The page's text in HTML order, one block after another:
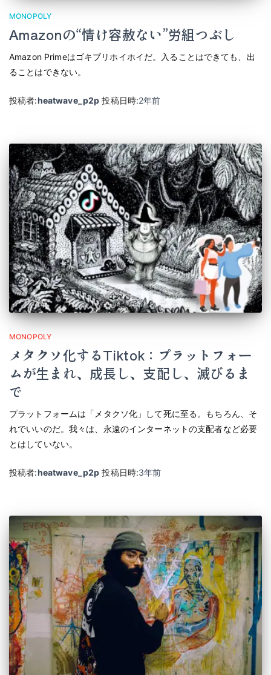
MONOPOLY
Amazonの“情け容赦ない”労組つぶし
Amazon Primeはゴキブリホイホイだ。入ることはできても、出
ることはできない。
投稿者:heatwave_p2p 投稿日時:2年前
MONOPOLY
メタクソ化するTiktok：プラットフォー
ムが生まれ、成長し、支配し、滅びるま
で
プラットフォームは「メタクソ化」して死に至る。もちろん、そ
れでいいのだ。我々は、永遠のインターネットの支配者など必要
とはしていない。
投稿者:heatwave_p2p 投稿日時:3年前